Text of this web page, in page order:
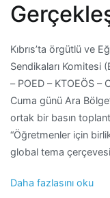
Kıbrıs’ta örgütlü ve
Sendikaları Komitesi
– POED – KTOEÖS –
Cuma günü Ara
ortak bir basın
“Öğretmenler için
global tema
Daha fazlasını oku